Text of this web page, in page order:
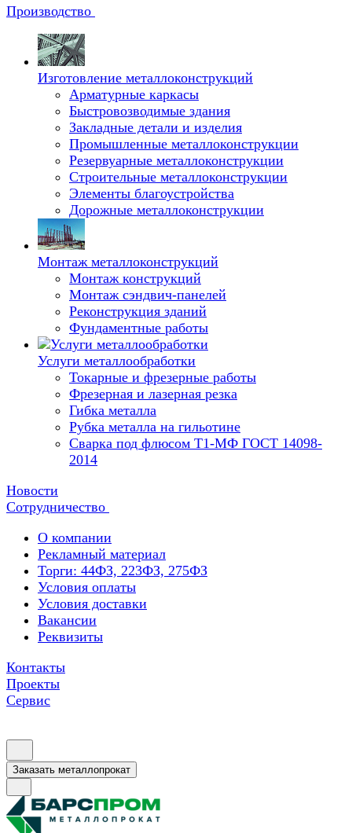
Производство
Изготовление металлоконструкций
Арматурные каркасы
Быстровозводимые здания
Закладные детали и изделия
Промышленные металлоконструкции
Резервуарные металлоконструкции
Строительные металлоконструкции
Элементы благоустройства
Дорожные металлоконструкции
Монтаж металлоконструкций
Монтаж конструкций
Монтаж сэндвич-панелей
Реконструкция зданий
Фундаментные работы
Услуги металлообработки
Токарные и фрезерные работы
Фрезерная и лазерная резка
Гибка металла
Рубка металла на гильотине
Сварка под флюсом Т1-МФ ГОСТ 14098-
2014
Новости
Сотрудничество
О компании
Рекламный материал
Торги: 44ФЗ, 223ФЗ, 275ФЗ
Условия оплаты
Условия доставки
Вакансии
Реквизиты
Контакты
Проекты
Сервис
Заказать металлопрокат